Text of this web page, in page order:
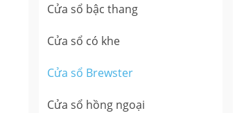
Cửa sổ bậc thang
Cửa sổ có khe
Cửa sổ Brewster
Cửa sổ hồng ngoại